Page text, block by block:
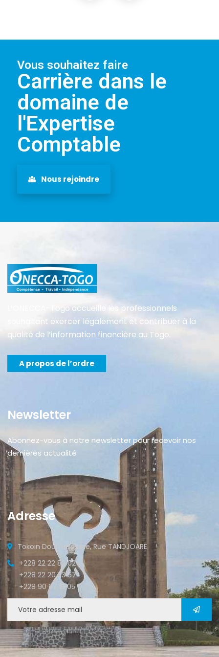
Vous souhaitez faire
Carrière dans le
domaine de
l'Expertise
Comptable
Nous rejoindre
L’ONECCA-Togo accueille les professionnels
souhaitant exercer légalement et contribuer à la
qualité de l’information financière au Togo.
A propos de l’ordre
Newsletter
Abonnez-vous à notre newsletter pour recevoir nos
dernières actualité
Adresse
Tokoin Doumassesse, Rue TANDJOARE
+228 22 22 82 02
+228 22 20 33 67
+228 90 67 15 05